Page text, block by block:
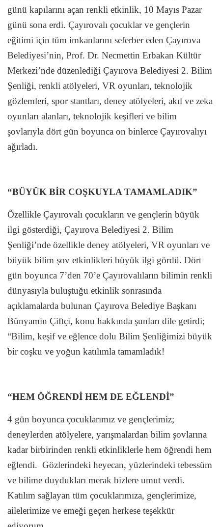
günü kapılarını açan renkli etkinlik, 10 Mayıs Pazar
günü sona erdi. Çayırovalı çocuklar ve gençlerin
eğitimi için tüm imkanlarını seferber eden Çayırova
Belediyesi’nin, Prof. Dr. Necmettin Erbakan Kültür
Merkezi’nde düzenlediği Çayırova Belediyesi 2. Bilim
Şenliği, renkli atölyeleri, VR oyunları, teknolojik
gözlemleri, spor stantları, deney atölyeleri, akıl ve zeka
oyunları alanları, teknolojik keşifleri ve bilim
şovlarıyla dört gün boyunca on binlerce Çayırovalıyı
ağırladı.
“BÜYÜK BİR COŞKUYLA TAMAMLADIK”
Özellikle Çayırovalı çocukların ve gençlerin büyük
ilgi gösterdiği, Çayırova Belediyesi 2. Bilim
Şenliği’nde özellikle deney atölyeleri, VR oyunları ve
büyük bilim şov etkinlikleri büyük ilgi gördü. Dört
gün boyunca 7’den 70’e Çayırovalıların bilimin renkli
dünyasıyla buluştuğu etkinlik sonrasında
açıklamalarda bulunan Çayırova Belediye Başkanı
Bünyamin Çiftçi, konu hakkında şunları dile getirdi;
“Bilim, keşif ve eğlence dolu Bilim Şenliğimizi büyük
bir coşku ve yoğun katılımla tamamladık!
“HEM ÖĞRENDİ HEM DE EĞLENDİ”
4 gün boyunca çocuklarımız ve gençlerimiz;
deneylerden atölyelere, yarışmalardan bilim şovlarına
kadar birbirinden renkli etkinliklerle hem öğrendi hem
eğlendi. Gözlerindeki heyecan, yüzlerindeki tebessüm
ve bilime duydukları merak bizlere umut verdi.
Katılım sağlayan tüm çocuklarımıza, gençlerimize,
ailelerimize ve emeği geçen herkese teşekkür